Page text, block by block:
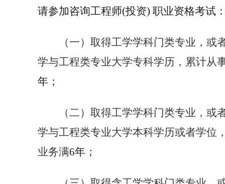
请参加咨询工程师(投资) 职业资格考试
（一）取得工学学科门类专业，或
学与工程类专业大学专科学历，累计从
年；
（二）取得工学学科门类专业，或
学与工程类专业大学本科学历或者学位
业务满6年；